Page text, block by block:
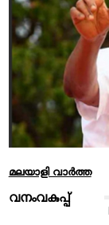
മലയാളി വാര്‍ത്ത
വനംവകുപ്പ്